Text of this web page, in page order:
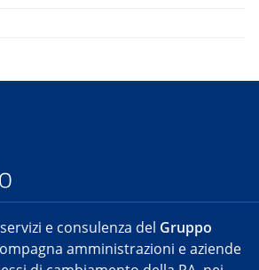
e consulenza del Gruppo
amministrazioni e aziende